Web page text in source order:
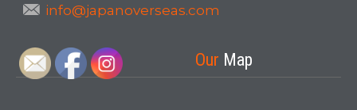
info@japanoverseas.com
Our Map